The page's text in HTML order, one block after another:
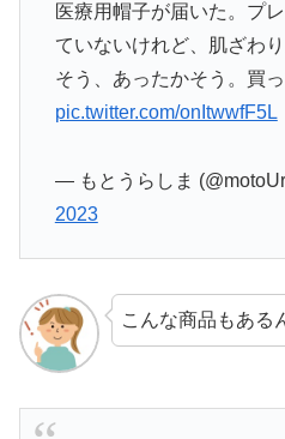
医療用帽子が届いた。プ
ていないけれど、肌ざわ
そう、あったかそう。買っ
pic.twitter.com/onItwwfF5L
— もとうらしま
2023
こんな商品もある